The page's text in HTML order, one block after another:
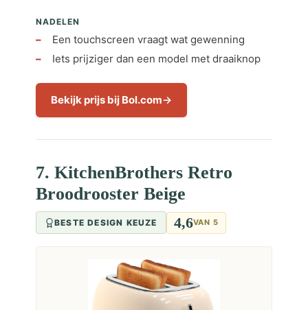
NADELEN
Een touchscreen vraagt wat gewenning
Iets prijziger dan een model met draaiknop
Bekijk prijs bij Bol.com
7. KitchenBrothers Retro
Broodrooster Beige
BESTE DESIGN KEUZE 4,6VAN 5